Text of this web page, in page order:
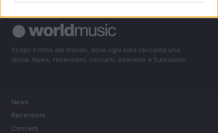
Scopri il ritmo del mondo, dove ogni nota racconta una
storia. News, recensioni, concerti, interviste e Eurovision.
News
Recensioni
Concerti